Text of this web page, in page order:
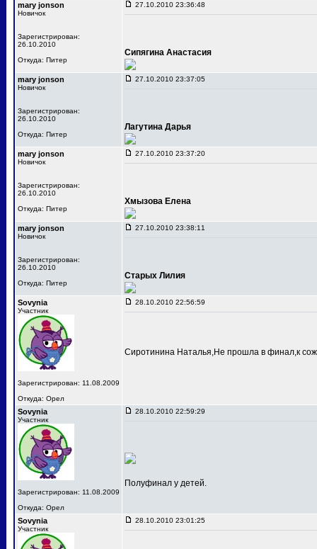
mary jonson
Новичок
Зарегистрирован:
26.10.2010
Откуда: Питер
27.10.2010 23:36:48
Сипягина Анастасия
mary jonson
Новичок
Зарегистрирован:
26.10.2010
Откуда: Питер
27.10.2010 23:37:05
Лагутина Дарья
mary jonson
Новичок
Зарегистрирован:
26.10.2010
Откуда: Питер
27.10.2010 23:37:20
Хмызова Елена
mary jonson
Новичок
Зарегистрирован:
26.10.2010
Откуда: Питер
27.10.2010 23:38:11
Старых Лилия
Sovynia
Участник
Зарегистрирован: 11.08.2009
Откуда: Орел
28.10.2010 22:56:59
Сиротинина Наталья,Не прошла в финал,к
Sovynia
Участник
Зарегистрирован: 11.08.2009
Откуда: Орел
28.10.2010 22:59:29
Полуфинал у детей.
Sovynia
Участник
28.10.2010 23:01:25